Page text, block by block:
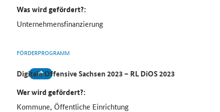
Was wird gefördert?:
Unternehmensfinanzierung
FÖRDERPROGRAMM
Digitale Offensive Sachsen 2023 – RL DiOS 2023
Wer wird gefördert?:
Kommune, Öffentliche Einrichtung